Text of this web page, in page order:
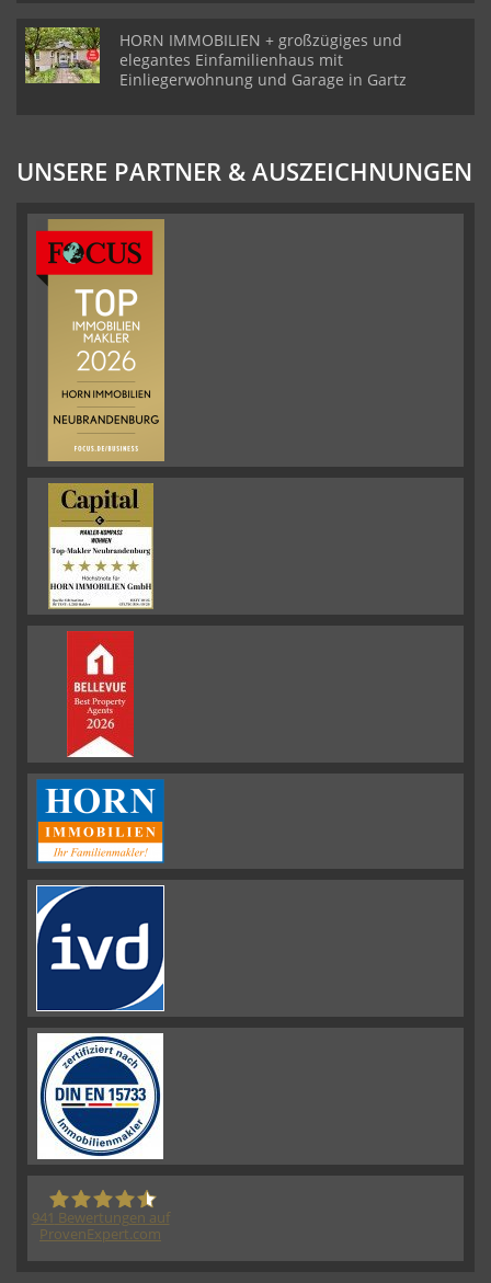
HORN IMMOBILIEN + großzügiges und
elegantes Einfamilienhaus mit
Einliegerwohnung und Garage in Gartz
UNSERE PARTNER & AUSZEICHNUNGEN
HORN IMMOBILIEN GmbH
941 Bewertungen auf
ProvenExpert.com